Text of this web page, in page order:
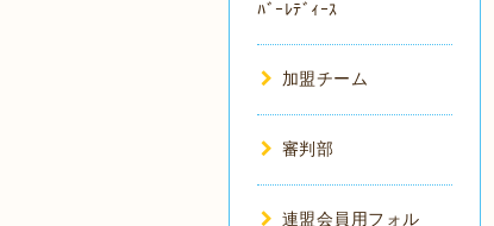
ﾊﾞｰﾚﾃﾞｨｰｽ
加盟チーム
審判部
連盟会員用フォル